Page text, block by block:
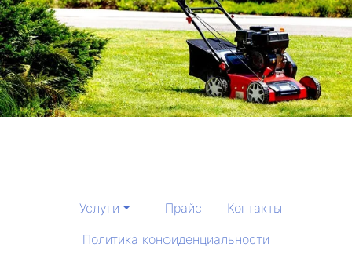
Услуги Прайс
Контакты
Политика конфиденциальности